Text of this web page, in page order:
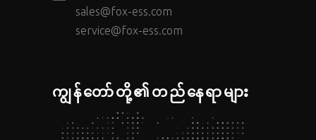
sales@fox-ess.com
service@fox-ess.com
ကျွန်တော်တို့၏တည်နေရာများ